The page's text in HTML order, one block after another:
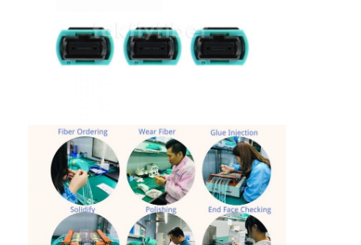
PM en Hoge Machtscomponenten